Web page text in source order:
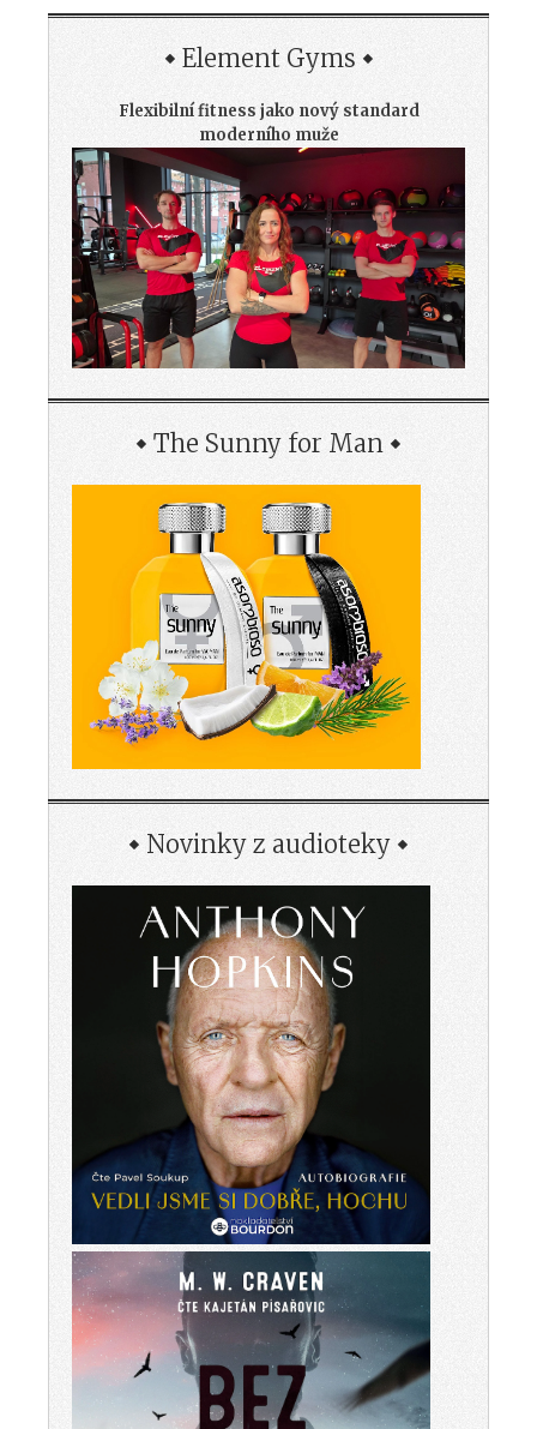
Element Gyms
Flexibilní fitness jako nový standard
moderního muže
The Sunny for Man
Novinky z audioteky